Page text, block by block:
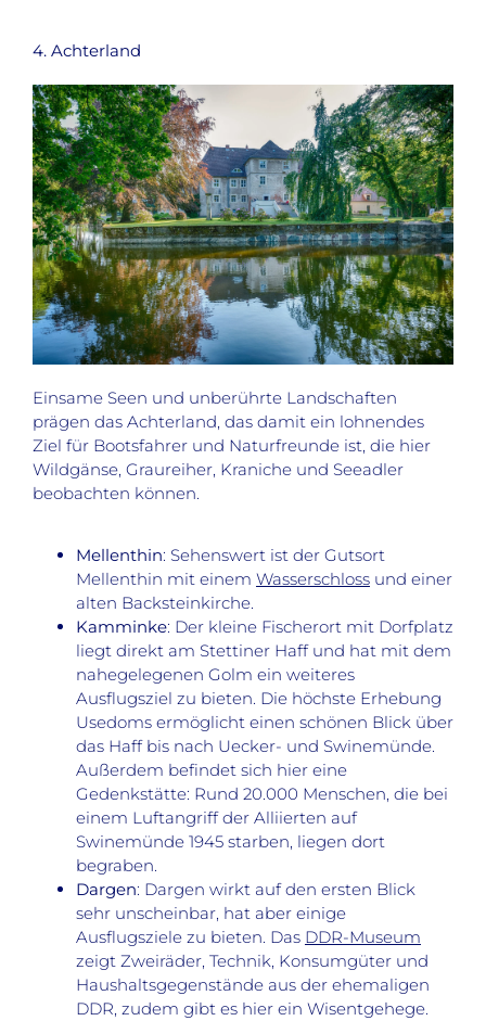
4. Achterland
Einsame Seen und unberührte Landschaften
prägen das Achterland, das damit ein lohnendes
Ziel für Bootsfahrer und Naturfreunde ist, die hier
Wildgänse, Graureiher, Kraniche und Seeadler
beobachten können.
Mellenthin: Sehenswert ist der Gutsort
Mellenthin mit einem Wasserschlossund einer
alten Backsteinkirche.
Kamminke: Der kleine Fischerort mit Dorfplatz
liegt direkt am Stettiner Haff und hat mit dem
nahegelegenen Golm ein weiteres
Ausflugsziel zu bieten. Die höchste Erhebung
Usedoms ermöglicht einen schönen Blick über
das Haff bis nach Uecker- und Swinemünde.
Außerdem befindet sich hier eine
Gedenkstätte: Rund 20.000 Menschen, die bei
einem Luftangriff der Alliierten auf
Swinemünde 1945 starben, liegen dort
begraben.
Dargen: Dargen wirkt auf den ersten Blick
sehr unscheinbar, hat aber einige
Ausflugsziele zu bieten. Das DDR-Museum
zeigt Zweiräder, Technik, Konsumgüter und
Haushaltsgegenstände aus der ehemaligen
DDR, zudem gibt es hier ein Wisentgehege.